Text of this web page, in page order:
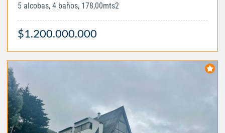
5 alcobas, 4 baños, 178,00mts2
$1.200.000.000